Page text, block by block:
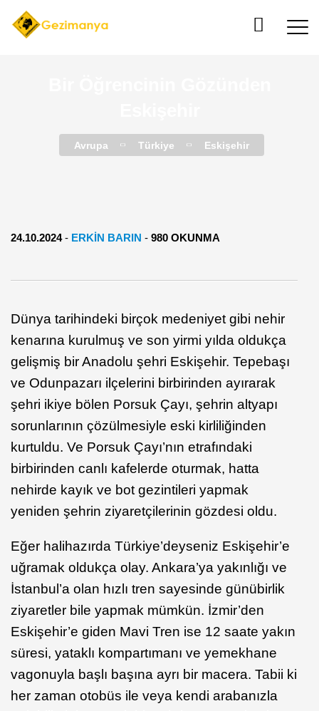
Avrupa Türkiye Eskişehir
24.10.2024- ERKIN BARIN - 980 OKUNMA
Dünya tarihindeki birçok medeniyet gibi nehir
kenarına kurulmuş ve son yirmi yılda oldukça
gelişmiş bir Anadolu şehri Eskişehir. Tepebaşı
ve Odunpazarı ilçelerini birbirinden ayırarak
şehri ikiye bölen Porsuk Çayı, şehrin altyapı
sorunlarının çözülmesiyle eski kirliliğinden
kurtuldu. Ve Porsuk Çayı’nın etrafındaki
birbirinden canlı kafelerde oturmak, hatta
nehirde kayık ve bot gezintileri yapmak
yeniden şehrin ziyaretçilerinin gözdesi oldu.
Eğer halihazırda Türkiye’deyseniz Eskişehir’e
uğramak oldukça olay. Ankara’ya yakınlığı ve
İstanbul’a olan hızlı tren sayesinde günübirlik
ziyaretler bile yapmak mümkün. İzmir’den
Eskişehir’e giden Mavi Tren ise 12 saate yakın
süresi, yataklı kompartımanı ve yemekhane
vagonuyla başlı başına ayrı bir macera. Tabii ki
her zaman otobüs ile veya kendi arabanızla